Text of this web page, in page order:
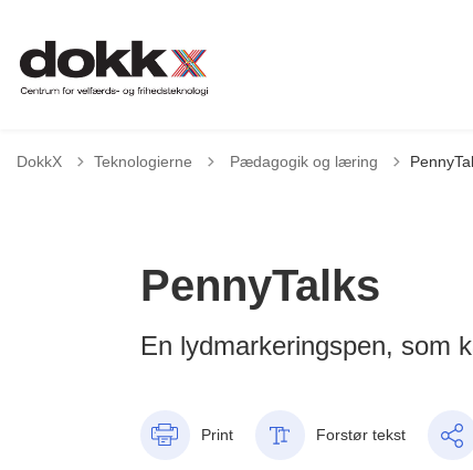
DokkX Teknologierne Tilbage til
Pædagogik og læring
PennyTalks
En lydmarkeringspen, som
Print Forstør tekst